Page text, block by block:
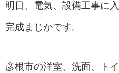
明日、電気、設備工事に
完成まじかです。
彦根市の洋室、洗面、ト